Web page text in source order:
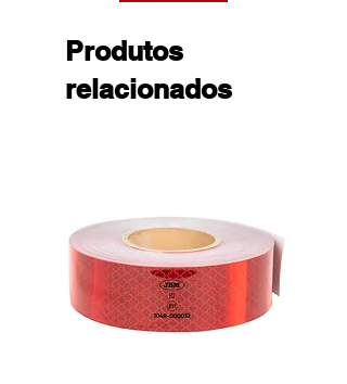
Produtos
relacionados